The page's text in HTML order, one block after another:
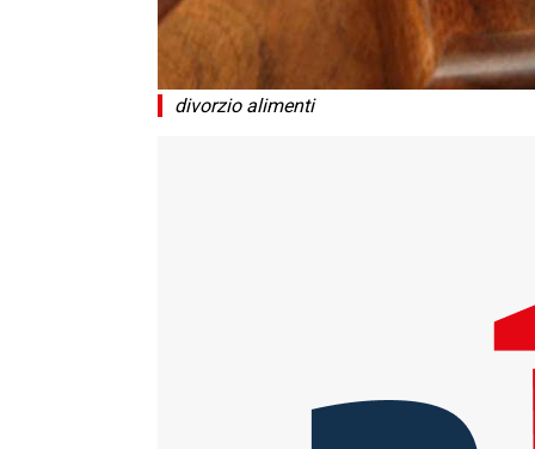
divorzio alimenti